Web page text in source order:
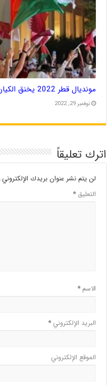
مونديال قطر 2022 يخنق الكيان الصهيوني ويعزله
نوفمبر 29, 2022
اترك تعليقاً
لن يتم نشر عنوان بريدك الإلكتروني.
التعليق*
الاسم*
البريد الإلكتروني*
الموقع الإلكتروني